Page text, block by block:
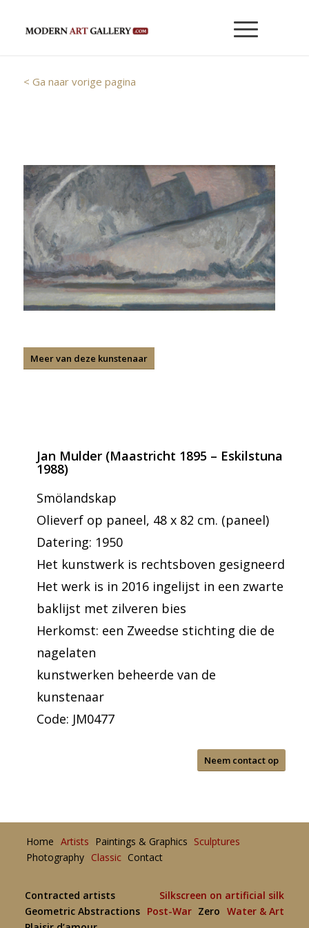
< Ga naar vorige pagina
Meer van deze kunstenaar
Jan Mulder (Maastricht 1895 – Eskilstuna
1988)
Smölandskap
Olieverf op paneel, 48 x 82 cm. (paneel)
Datering: 1950
Het kunstwerk is rechtsboven gesigneerd
Het werk is in 2016 ingelijst in een zwarte
baklijst met zilveren bies
Herkomst: een Zweedse stichting die de
nagelaten
kunstwerken beheerde van de
kunstenaar
Code: JM0477
Neem contact op
Home Artists Paintings & Graphics Sculptures
Photography Classic Contact
Contracted artists
Silkscreen on artificial silk
Geometric Abstractions
Post-War Zero Water & Art